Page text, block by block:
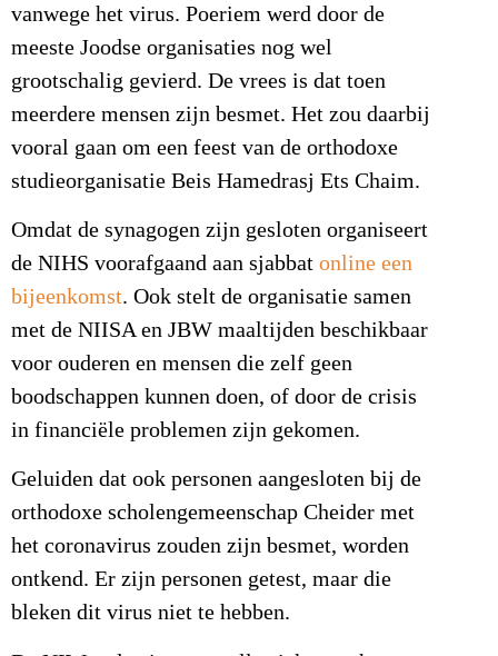
vanwege het virus. Poeriem werd door de
meeste Joodse organisaties nog wel
grootschalig gevierd. De vrees is dat toen
meerdere mensen zijn besmet. Het zou daarbij
vooral gaan om een feest van de orthodoxe
studieorganisatie Beis Hamedrasj Ets Chaim.
Omdat de synagogen zijn gesloten organiseert
de NIHS voorafgaand aan sjabbat online een
bijeenkomst. Ook stelt de organisatie samen
met de NIISA en JBW maaltijden beschikbaar
voor ouderen en mensen die zelf geen
boodschappen kunnen doen, of door de crisis
in financiële problemen zijn gekomen.
Geluiden dat ook personen aangesloten bij de
orthodoxe scholengemeenschap Cheider met
het coronavirus zouden zijn besmet, worden
ontkend. Er zijn personen getest, maar die
bleken dit virus niet te hebben.